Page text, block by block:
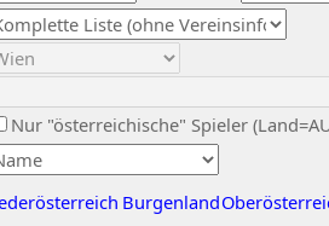
Nur "österreichische" Spieler
Burgenland